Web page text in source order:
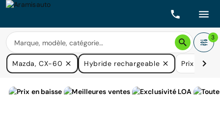
3
Mazda, CX-60 Hybride rechargeable Prix